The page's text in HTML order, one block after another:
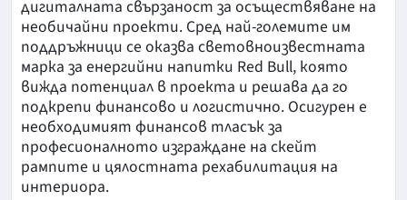
дигиталната свързаност за осъществяване на
необичайни проекти. Сред най-големите им
поддръжници се оказва световноизвестната
марка за енергийни напитки Red Bull, която
вижда потенциал в проекта и решава да го
подкрепи финансово и логистично. Осигурен е
необходимият финансов тласък за
професионалното изграждане на скейт
рампите и цялостната рехабилитация на
интериора.